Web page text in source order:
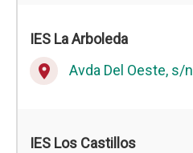
IES La Arboleda
place Avda Del Oeste, s/n
IES Los Castillos